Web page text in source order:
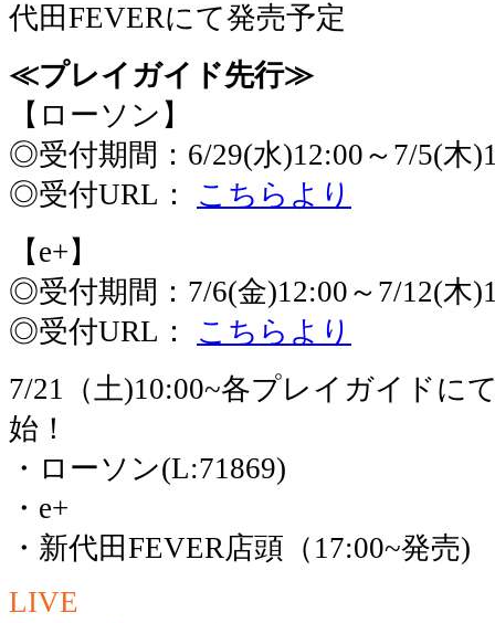
代田FEVERにて発売予定
≪プレイガイド先行≫
【ローソン】
◎受付期間：6/29(水)12:00～7/5(木
◎受付URL： こちらより
【e+】
◎受付期間：7/6(金)12:00～7/12(木
◎受付URL： こちらより
7/21（土)10:00~各プレイガイドに
始！
・ローソン(L:71869)
・e+
・新代田FEVER店頭（17:00~発売)
LIVE